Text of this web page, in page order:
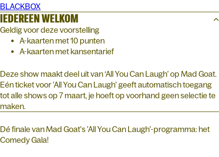
BLACKBOX
IEDEREEN WELKOM
Geldig voor deze voorstelling
A-kaarten met 10 punten
A-kaarten met kansentarief
Deze show maakt deel uit van ‘All You Can Laugh’ op Mad Goat.
Eén ticket voor 'All You Can Laugh' geeft automatisch toegang
tot alle shows op 7 maart, je hoeft op voorhand geen selectie te
maken.
Dé finale van Mad Goat's 'All You Can Laugh'-programma: het
Comedy Gala!